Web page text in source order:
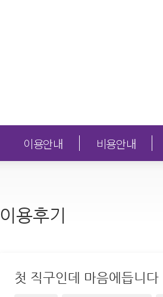
이용안내 비용안내
이용후기
첫 직구인데 마음에듭니다